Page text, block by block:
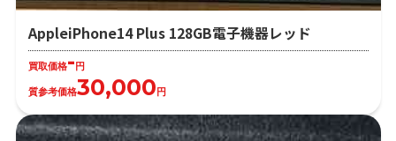
AppleiPhone14 Plus 128GB電子機器レッド
買取価格-円
質参考価格30,000円